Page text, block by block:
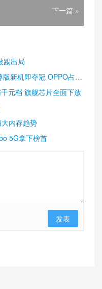
下一篇 »
踢出局
新机即夺冠 OPPO占据
元档 旗舰芯片全面下放
内存趋势
5G拿下榜首
发表